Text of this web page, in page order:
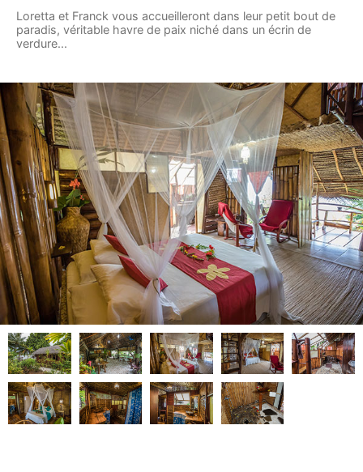
Loretta et Franck vous accueilleront dans leur petit bout de
paradis, véritable havre de paix niché dans un écrin de
verdure...